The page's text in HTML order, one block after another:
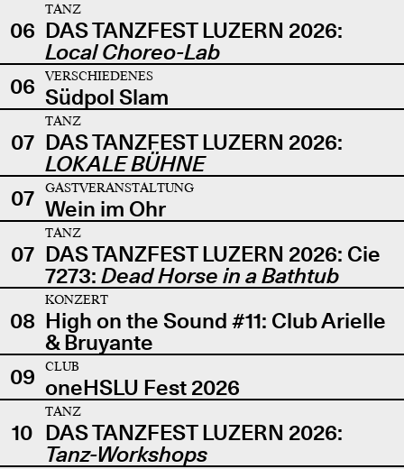
06
TANZ
DAS TANZFEST LUZERN 2026:
Local Choreo-Lab
06
VERSCHIEDENES
Südpol Slam
07
TANZ
DAS TANZFEST LUZERN 2026:
LOKALE BÜHNE
07
GASTVERANSTALTUNG
Wein im Ohr
07
TANZ
DAS TANZFEST LUZERN 2026: Cie
7273: Dead Horse in a Bathtub
08
KONZERT
High on the Sound #11: Club Arielle
& Bruyante
09
CLUB
oneHSLU Fest 2026
10
TANZ
DAS TANZFEST LUZERN 2026:
Tanz-Workshops